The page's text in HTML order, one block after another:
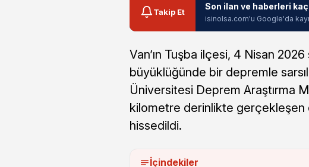
Takip Et
Son ilan ve haberleri
isinolsa.com'u Google'da
Van’ın Tuşba ilçesi, 4 Nisan
büyüklüğünde bir depremle
Üniversitesi Deprem Araştırma
kilometre derinlikte gerçekleşen
hissedildi.
İçindekiler